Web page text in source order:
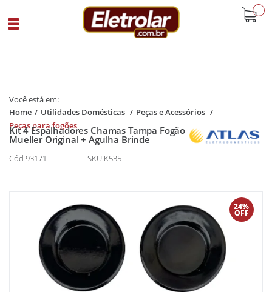
Home Utilidades Domésticas
Peças e Acessórios
Peças para fogões
Kit 4 Espalhadores Chamas Tampa Fogão
Mueller Original + Agulha Brinde
Cód 93171 SKU K535
24%
OFF